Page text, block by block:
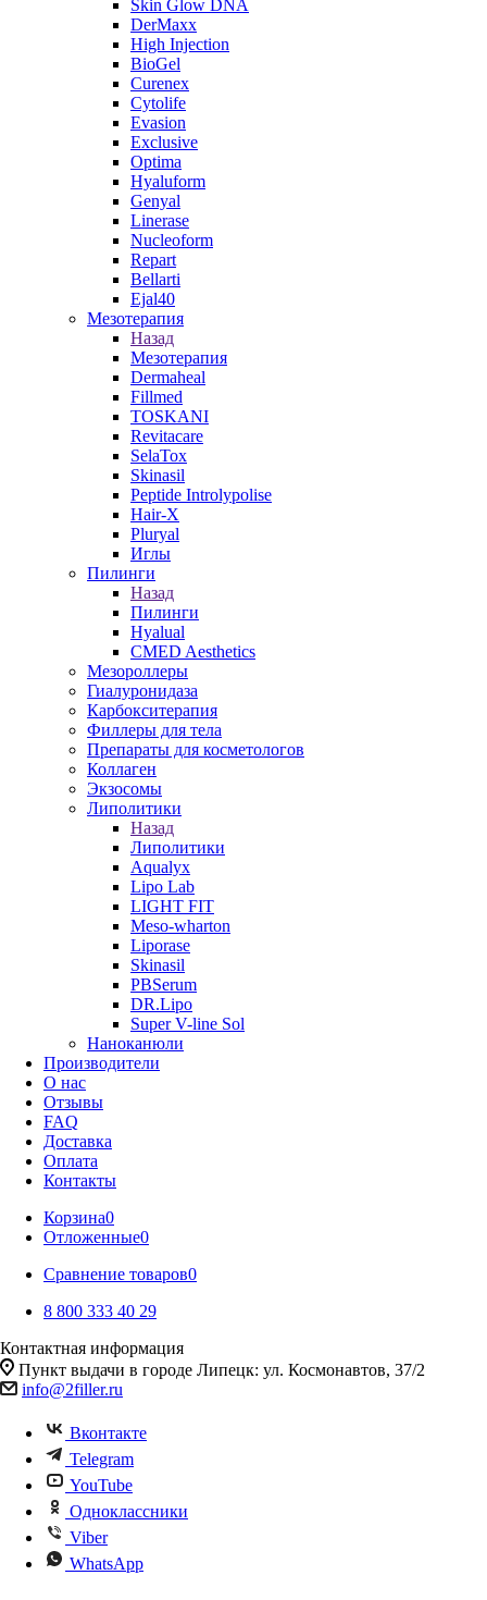
Skin Glow DNA
DerMaxx
High Injection
BioGel
Curenex
Cytolife
Evasion
Exclusive
Optima
Hyaluform
Genyal
Linerase
Nucleoform
Repart
Bellarti
Ejal40
Мезотерапия
Назад
Мезотерапия
Dermaheal
Fillmed
TOSKANI
Revitacare
SelaTox
Skinasil
Peptide Introlypolise
Hair-X
Pluryal
Иглы
Пилинги
Назад
Пилинги
Hyalual
CMED Aesthetics
Мезороллеры
Гиалуронидаза
Карбокситерапия
Филлеры для тела
Препараты для косметологов
Коллаген
Экзосомы
Липолитики
Назад
Липолитики
Aqualyx
Lipo Lab
LIGHT FIT
Meso-wharton
Liporase
Skinasil
PBSerum
DR.Lipo
Super V-line Sol
Наноканюли
Производители
О нас
Отзывы
FAQ
Доставка
Оплата
Контакты
Корзина0
Отложенные0
Сравнение товаров0
8 800 333 40 29
Контактная информация
Пункт выдачи в городе Липецк: ул. Космонавтов, 37/2
info@2filler.ru
Вконтакте
Telegram
YouTube
Одноклассники
Viber
WhatsApp